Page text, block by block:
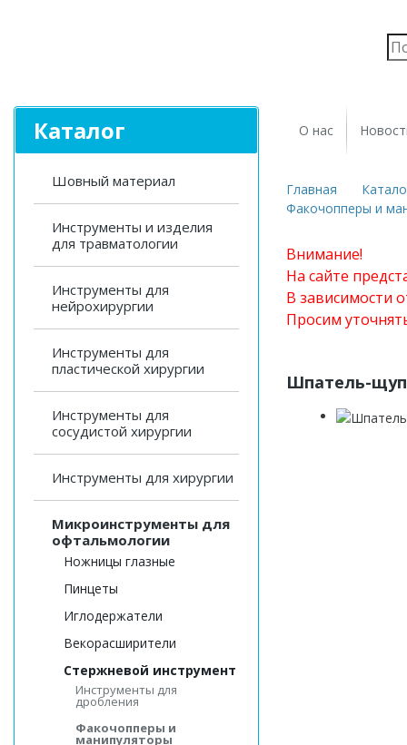
Каталог
Шовный материал
Инструменты и изделия
для травматологии
Инструменты для
нейрохирургии
Инструменты для
пластической хирургии
Инструменты для
сосудистой хирургии
Инструменты для хирургии
Микроинструменты для
офтальмологии
Ножницы глазные
Пинцеты
Иглодержатели
Векорасширители
Стержневой инструмент
Инструменты для
дробления
Факочопперы и
манипуляторы
О нас
Главная
Факочопперы и
Внимание!
На сайте
В зависимости
Просим
Шпатель-щуп